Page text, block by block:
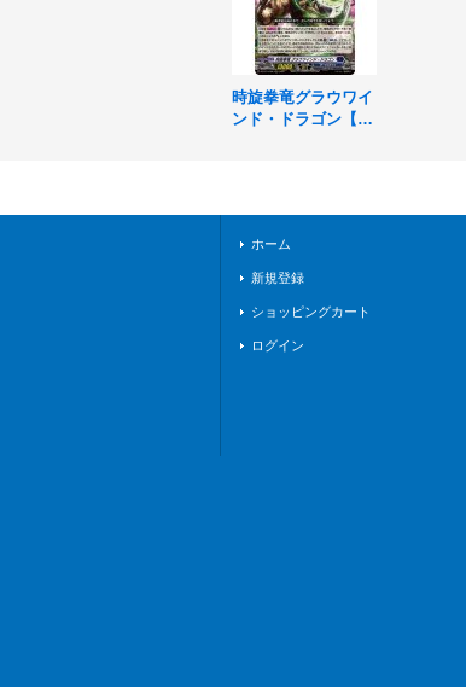
時旋拳竜グラウワイ
ンド・ドラゴン【R
ホーム
新規登録
ショッピングカート
ログイン